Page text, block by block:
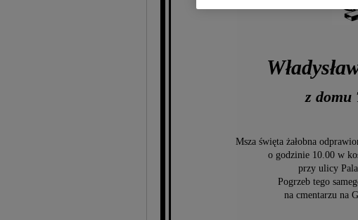
z domu
Msza święta żałobna
o godzinie 10.00 w
przy ulicy
Pogrzeb tego
na cmentarzu na
dokładnych danych
Przechowywanie informacji na